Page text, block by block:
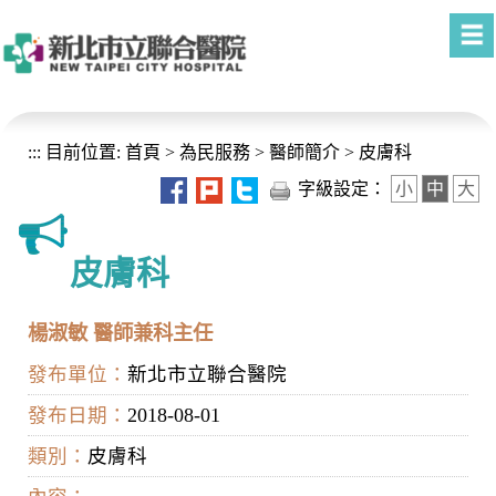
::: 目前位置: 首頁 > 為民服務 > 醫師簡介 > 皮膚科
字級設定：
小 中 大
皮膚科
楊淑敏 醫師兼科主任
發布單位： 新北市立聯合醫院
發布日期： 2018-08-01
類別： 皮膚科